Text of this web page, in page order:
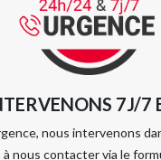
7J/7
nous intervenons
à nous contacter via le